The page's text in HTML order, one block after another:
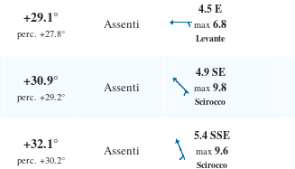
+29.1°
perc. +27.8°
Assenti
4.5 E
max 6.8
Levante
+30.9°
perc. +29.2°
Assenti
4.9 SE
max 9.8
Scirocco
+32.1°
perc. +30.2°
Assenti
5.4 SSE
max 9.6
Scirocco